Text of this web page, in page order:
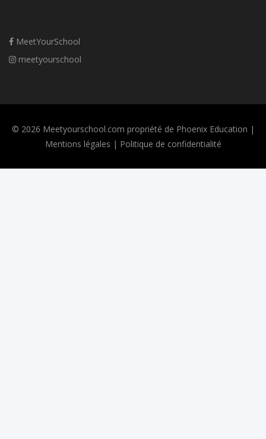
MeetYourSchool
meetyourschool
© 2026 Meetyourschool.com propriété de Phoenix Education |
Mentions légales | Politique de confidentialité